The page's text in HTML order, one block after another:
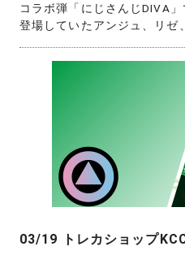
コラボ弾「にじさんじDIVA
登場していたアンジュ、リゼ
03/19 トレカショップ